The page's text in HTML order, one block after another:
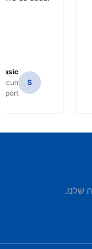
S
שלנו.